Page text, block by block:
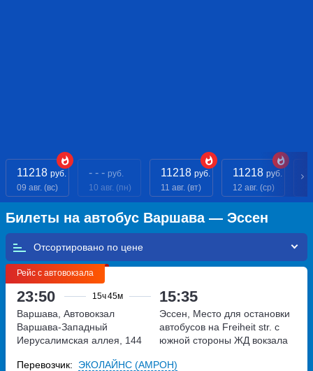
11218 руб.
09 авг. (вс)
- - - руб.
10 авг. (пн)
11218 руб.
11 авг. (вт)
11218 руб.
12 авг. (ср)
Билеты на автобус Варшава — Эссен
Отсортировано по
Рейс с автовокзала
23:50 15ч45м 15:35
Варшава, Автовокзал
Варшава-Западный
Иерусалимская аллея, 144
Эссен, Место для остановки
автобусов на Freiheit str. с
южной стороны ЖД вокзала
Перевозчик: ЭКОЛАЙНС (АМРОН)